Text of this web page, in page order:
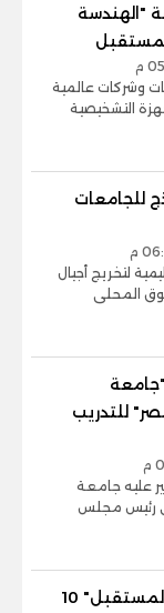
"الهندسة
وشركات عالمية
التشخيصية
للجامعات
لتخريج أجيال
المحلى
للتدريب
عليه جامعة
رئيس مجلس
"مستقبلك" فى "جامعة المستقبل" 10